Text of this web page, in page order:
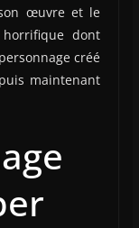
œuvre et le
dont
créé
maintenant